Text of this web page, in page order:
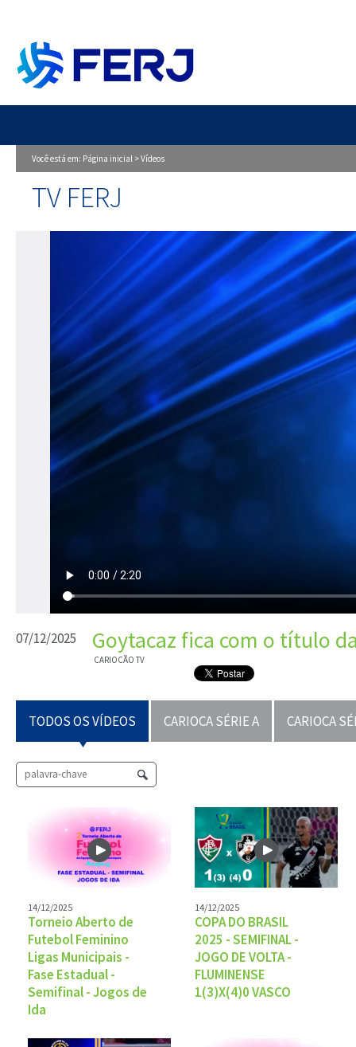
Você está em: Página inicial >Vídeos
TV FERJ
07/12/2025 Goytacaz fica com o título
CARIOCÃO TV
TODOS OS VÍDEOS CARIOCA SÉRIE A CARIOCA
14/12/2025
Torneio Aberto de
Futebol Feminino
Ligas Municipais -
Fase Estadual -
Semifinal - Jogos de
Ida
14/12/2025
COPA DO BRASIL
2025 - SEMIFINAL -
JOGO DE VOLTA -
FLUMINENSE
1(3)X(4)0 VASCO